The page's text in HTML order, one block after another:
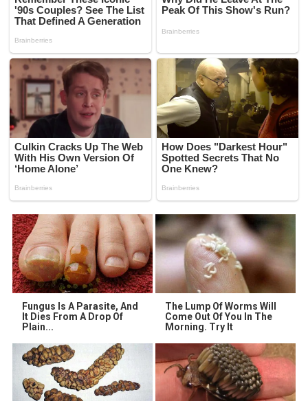
Fungus Is A Parasite, And
It Dies From A Drop Of
Plain...
The Lump Of Worms Will
Come Out Of You In The
Morning. Try It